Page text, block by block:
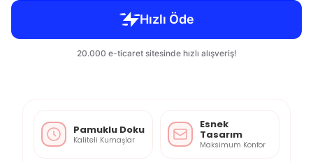
Pamuklu Doku
Kaliteli Kumaşlar
Esnek
Tasarım
Maksimum Konfor